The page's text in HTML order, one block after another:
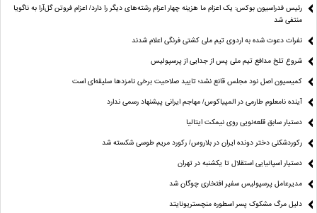
رئیس فدراسیون بوکس: یک اعزام ما هزینه چهار اعزام رشته‌های دیگر را دارد/ اعزام فروتن گل‌آرا به ناگویا
منتفی شد
نفرات دعوت شده به اردوی تیم ملی کشتی فرنگی اعلام شدند
شروع تلخ مدافع تیم ملی پس از جدایی از پرسپولیس
کمیسیون اصل نود مجلس قانع نشد؛ تایید صلاحیت برخی نامزدها سلیقه‌ای است
آینده نامعلوم طارمی در المپیاکوس/ مهاجم ایرانی پیشنهاد رسمی ندارد
دستیار سابق قلعه‌نویی روی نیمکت ایتالیا
رکوردشکنی دختر دونده ایران در بلاروس/ رکورد مریم طوسی شکسته شد
دستیار اسپانیایی استقلال تا یکشنبه در تهران
مدیرعامل پرسپولیس سفیر افتخاری چوگان شد
دلیل مرگ مشکوک پسر اسطوره منچستریونایتد